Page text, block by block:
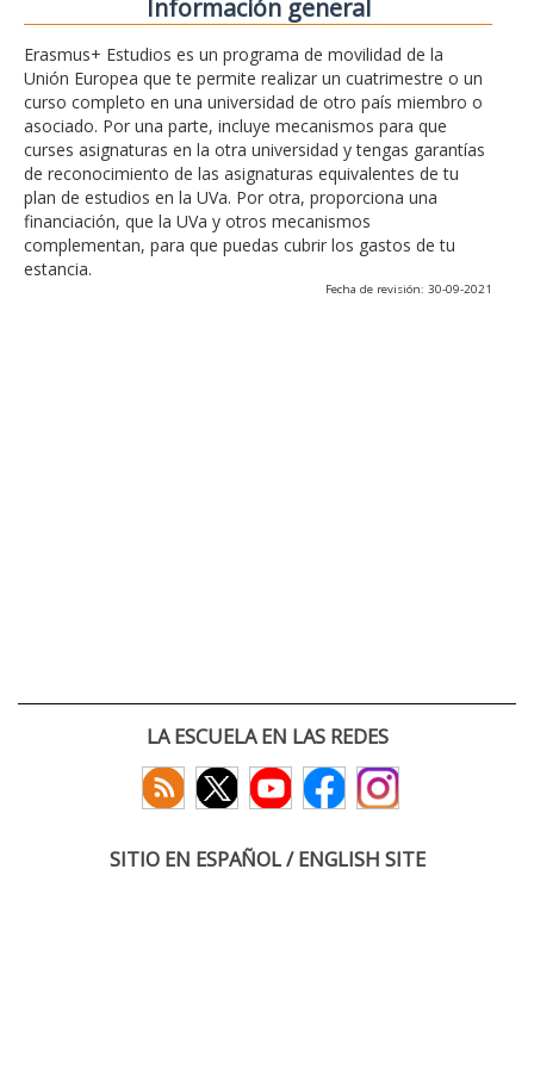
Información general
Erasmus+ Estudios es un programa de movilidad de la
Unión Europea que te permite realizar un cuatrimestre o un
curso completo en una universidad de otro país miembro o
asociado. Por una parte, incluye mecanismos para que
curses asignaturas en la otra universidad y tengas garantías
de reconocimiento de las asignaturas equivalentes de tu
plan de estudios en la UVa. Por otra, proporciona una
financiación, que la UVa y otros mecanismos
complementan, para que puedas cubrir los gastos de tu
estancia.
Fecha de revisión: 30-09-2021
LA ESCUELA EN LAS REDES
SITIO EN ESPAÑOL / ENGLISH SITE